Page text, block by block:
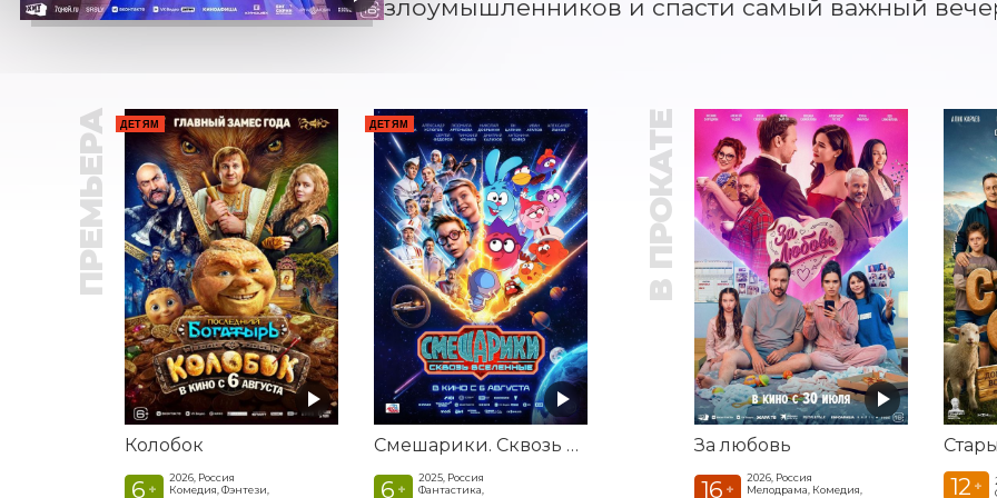
злоумышленников и спасти самый важный
ПРЕМЬЕРА ДЕТЯМ
Колобок
6 +
2026, Россия
Комедия, Фэнтези,
ДЕТЯМ
Смешарики. Сквозь вселенные
6 +
2025, Россия
Фантастика,
В ПРОКАТЕ
За любовь
16 +
2026, Россия
Мелодрама, Комедия,
12 +